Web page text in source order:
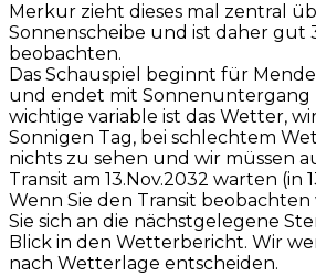
Merkur zieht dieses mal zentral
Sonnenscheibe und ist daher gut
beobachten.
Das Schauspiel beginnt für
und endet mit Sonnenuntergang
wichtige variable ist das Wetter,
Sonnigen Tag, bei schlechtem
nichts zu sehen und wir müssen
Transit am 13.Nov.2032 warten (in
Wenn Sie den Transit
Sie sich an die nächstgelegene
Blick in den Wetterbericht. Wir
nach Wetterlage entscheiden.